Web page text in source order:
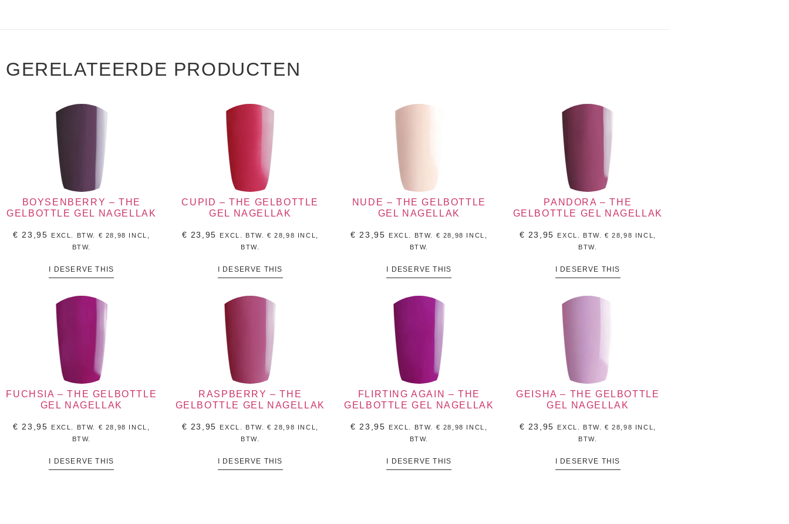
GERELATEERDE PRODUCTEN
BOYSENBERRY – THE
GELBOTTLE GEL NAGELLAK
€ 23,95 EXCL. BTW. € 28,98 INCL,
BTW.
I DESERVE THIS
CUPID – THE GELBOTTLE
GEL NAGELLAK
€ 23,95 EXCL. BTW.€ 28,98 INCL,
BTW.
I DESERVE THIS
NUDE – THE GELBOTTLE
GEL NAGELLAK
€ 23,95 EXCL. BTW. € 28,98 INCL,
BTW.
I DESERVE THIS
PANDORA – THE
GELBOTTLE GEL NAGELLAK
€ 23,95 EXCL. BTW.€ 28,98 INCL,
BTW.
I DESERVE THIS
FUCHSIA – THE GELBOTTLE
GEL NAGELLAK
€ 23,95 EXCL. BTW. € 28,98 INCL,
BTW.
I DESERVE THIS
RASPBERRY – THE
GELBOTTLE GEL NAGELLAK
€ 23,95 EXCL. BTW.€ 28,98 INCL,
BTW.
I DESERVE THIS
FLIRTING AGAIN – THE
GELBOTTLE GEL NAGELLAK
€ 23,95 EXCL. BTW. € 28,98 INCL,
BTW.
I DESERVE THIS
GEISHA – THE GELBOTTLE
GEL NAGELLAK
€ 23,95 EXCL. BTW.€ 28,98 INCL,
BTW.
I DESERVE THIS